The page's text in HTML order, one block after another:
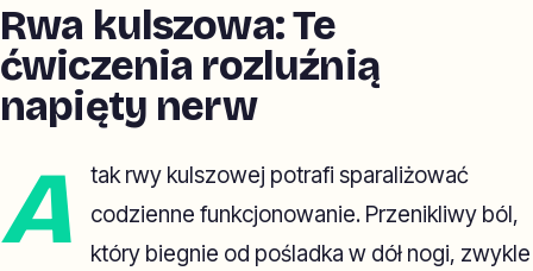
Rwa kulszowa: Te
ćwiczenia rozluźnią
napięty nerw
A
tak rwy kulszowej potrafi sparaliżować
codzienne funkcjonowanie. Przenikliwy ból,
który biegnie od pośladka w dół nogi, zwykle